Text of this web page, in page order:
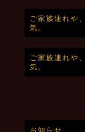
ご家族連れや
気。
ご家族連れや
気。
お知らせ